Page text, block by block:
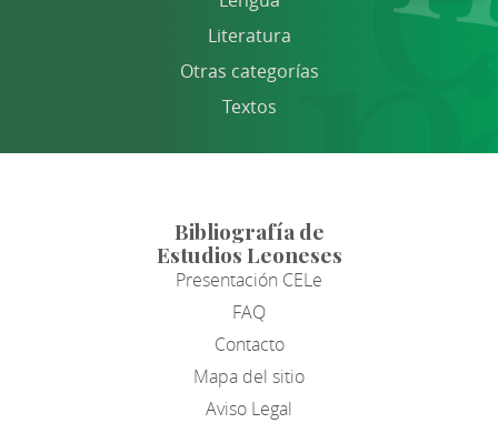
Literatura
Otras categorías
Textos
Bibliografía de
Estudios Leoneses
Presentación CELe
FAQ
Contacto
Mapa del sitio
Aviso Legal